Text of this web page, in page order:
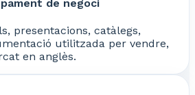
de negoci
presentacions, catàlegs,
utilitzada per vendre,
en anglès.